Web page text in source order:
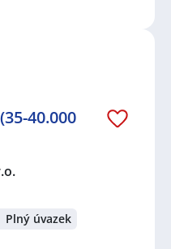
40.000
Plný úvazek